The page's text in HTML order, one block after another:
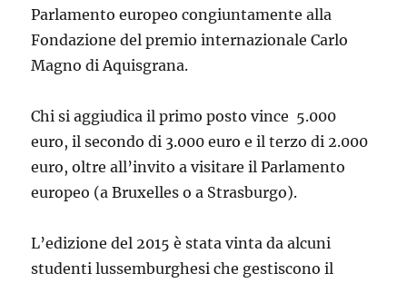
Parlamento europeo congiuntamente alla
Fondazione del premio internazionale Carlo
Magno di Aquisgrana.
Chi si aggiudica il primo posto vince 5.000
euro, il secondo di 3.000 euro e il terzo di 2.000
euro, oltre all’invito a visitare il Parlamento
europeo (a Bruxelles o a Strasburgo).
L’edizione del 2015 è stata vinta da alcuni
studenti lussemburghesi che gestiscono il